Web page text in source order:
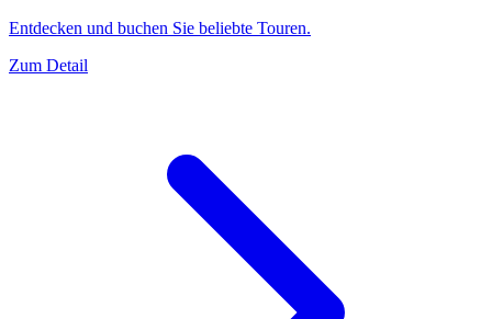
Entdecken und buchen Sie beliebte Touren.
Zum Detail